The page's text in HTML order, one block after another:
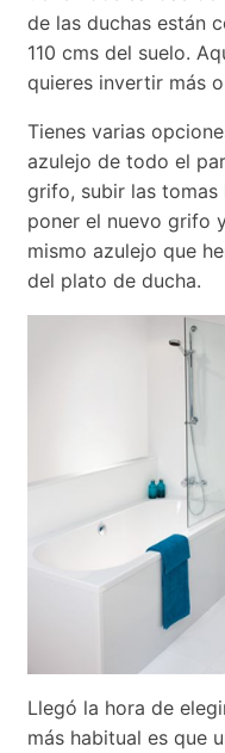
de las duchas están
110 cms del suelo.
quieres invertir más
Tienes varias
azulejo de todo el
grifo, subir las tomas
poner el nuevo grifo
mismo azulejo que
del plato de ducha.
Llegó la hora de
más habitual es que